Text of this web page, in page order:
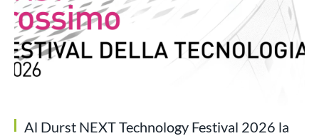
Al Durst NEXT Technology Festival 2026 la